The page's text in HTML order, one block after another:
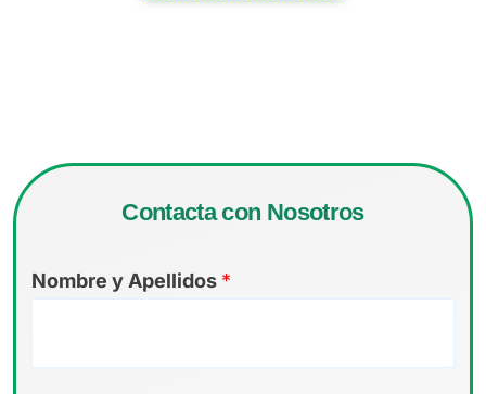
Contacta con Nosotros
Nombre y Apellidos *